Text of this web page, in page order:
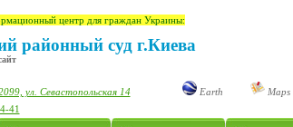
центр для граждан Украины:
районный суд г.Киева
ул. Севастопольская 14 Earth
Maps
41